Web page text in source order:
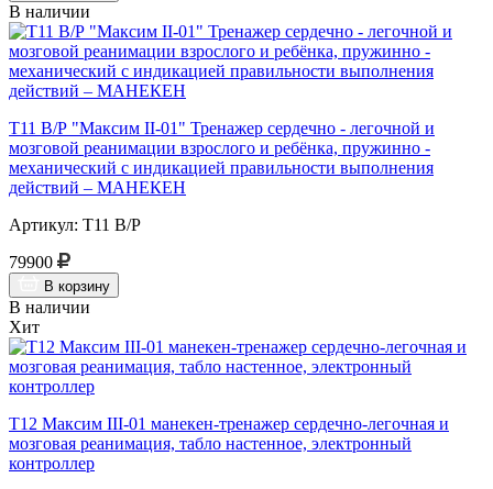
В наличии
Т11 В/Р "Максим II-01" Тренажер сердечно - легочной и
мозговой реанимации взрослого и ребёнка, пружинно -
механический с индикацией правильности выполнения
действий – МАНЕКЕН
Артикул: Т11 В/Р
79900
В корзину
В наличии
Хит
Т12 Максим III-01 манекен-тренажер сердечно-легочная и
мозговая реанимация, табло настенное, электронный
контроллер